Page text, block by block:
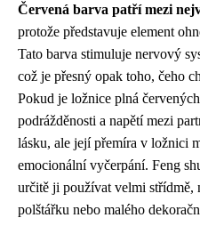
Červená barva patří mezi
protože představuje element
Tato barva stimuluje nervový
což je přesný opak toho, čeho
Pokud je ložnice plná
podrážděnosti a napětí mezi
lásku, ale její přemíra v ložnici
emocionální vyčerpání. Feng
určitě ji používat velmi střídmě,
polštářku nebo malého